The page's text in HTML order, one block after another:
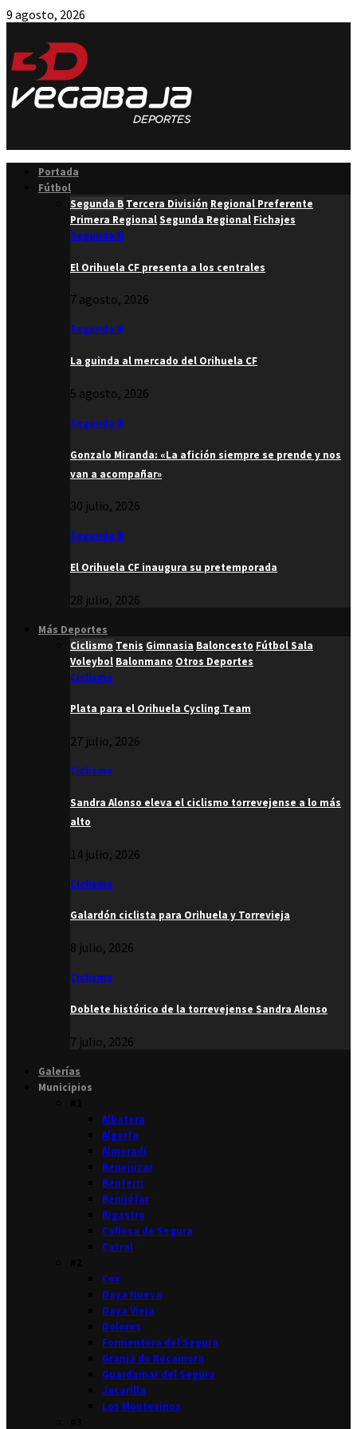
9 agosto, 2026
Portada
Fútbol
Segunda B Tercera División Regional Preferente
Primera RegionalSegunda Regional Fichajes
Segunda B
El Orihuela CF presenta a los centrales
7 agosto, 2026
Segunda B
La guinda al mercado del Orihuela CF
5 agosto, 2026
Segunda B
Gonzalo Miranda: «La afición siempre se prende y nos
van a acompañar»
30 julio, 2026
Segunda B
El Orihuela CF inaugura su pretemporada
28 julio, 2026
Más Deportes
Ciclismo Tenis Gimnasia Baloncesto Fútbol Sala
Voleybol Balonmano Otros Deportes
Ciclismo
Plata para el Orihuela Cycling Team
27 julio, 2026
Ciclismo
Sandra Alonso eleva el ciclismo torrevejense a lo más
alto
14 julio, 2026
Ciclismo
Galardón ciclista para Orihuela y Torrevieja
8 julio, 2026
Ciclismo
Doblete histórico de la torrevejense Sandra Alonso
7 julio, 2026
Galerías
Municipios
Albatera
Algorfa
Almoradí
Benejúzar
Benferri
Benijófar
Bigastro
Callosa de Segura
Catral
Cox
Daya Nueva
Daya Vieja
Dolores
Formentera del Segura
Granja de Rocamora
Guardamar del Segura
Jacarilla
Los Montesinos